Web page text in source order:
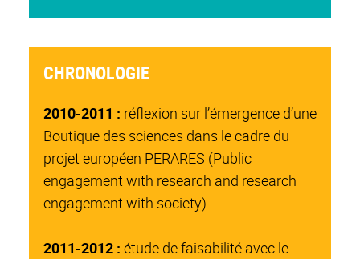
CHRONOLOGIE
2010-2011 : réflexion sur l’émergence d’une
Boutique des sciences dans le cadre du
projet européen PERARES (Public
engagement with research and research
engagement with society)
2011-2012 : étude de faisabilité avec le